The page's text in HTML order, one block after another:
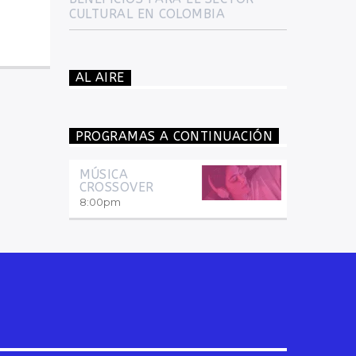
CULTURAL EN COLOMBIA
AL AIRE
PROGRAMAS A CONTINUACIÓN
MÚSICA
CROSSOVER
8:00pm